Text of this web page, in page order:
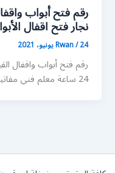
نجار فتح اقفال الأبواب
Rwan/24 يونيو، 2021
رقم فتح أبواب واقفال
24 ساعة معلم فني مفاتيح شاطر ورخيص فتح قفل توفره […]